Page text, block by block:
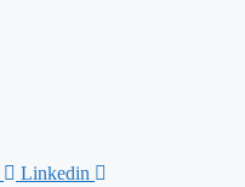
Linkedin